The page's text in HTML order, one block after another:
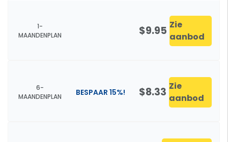
1-
MAANDENPLAN
$9.95 Zie
aanbod
6-
MAANDENPLAN
$8.33
BESPAAR 15%!
Zie
aanbod